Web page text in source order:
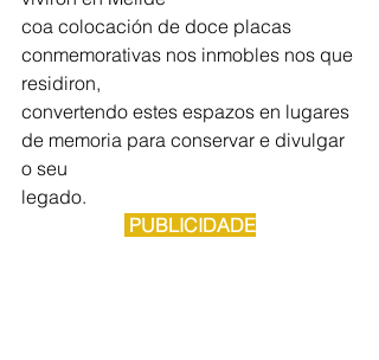
coa colocación de doce placas
conmemorativas nos inmobles nos que
residiron,
convertendo estes espazos en lugares
de memoria para conservar e divulgar
o seu
legado.
PUBLICIDADE